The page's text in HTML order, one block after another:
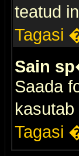
teatud
Tagasi
Sain
Saada
Tagasi